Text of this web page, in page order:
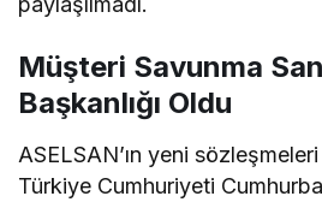
Müşteri Savunma
Başkanlığı Oldu
ASELSAN’ın yeni
Türkiye Cumhuriyeti